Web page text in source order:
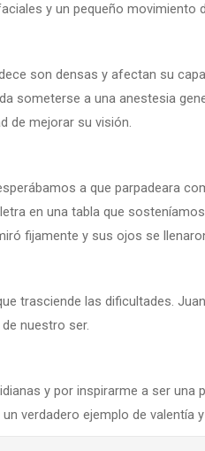
y un pequeño movimiento
son densas y afectan su
someterse a una anestesia
de mejorar su visión.
a que parpadeara
en una tabla que
fijamente y sus ojos se
trasciende las dificultades.
nuestro ser.
y por inspirarme a ser una
verdadero ejemplo de valentía